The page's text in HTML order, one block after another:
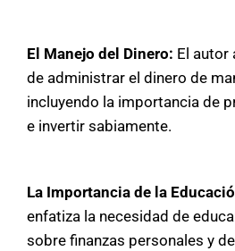
El Manejo del Dinero: El autor
de administrar el dinero de
incluyendo la importancia de
e invertir sabiamente.
La Importancia de la
enfatiza la necesidad de
sobre finanzas personales y